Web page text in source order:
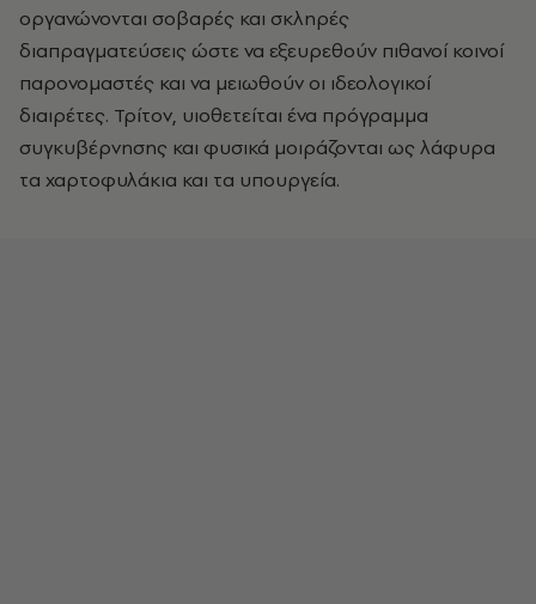
οργανώνονται σοβαρές και σκληρές
διαπραγματεύσεις ώστε να εξευρεθούν πιθανοί κοινοί
παρονομαστές και να μειωθούν οι ιδεολογικοί
διαιρέτες. Τρίτον, υιοθετείται ένα πρόγραμμα
συγκυβέρνησης και φυσικά μοιράζονται ως λάφυρα
τα χαρτοφυλάκια και τα υπουργεία.